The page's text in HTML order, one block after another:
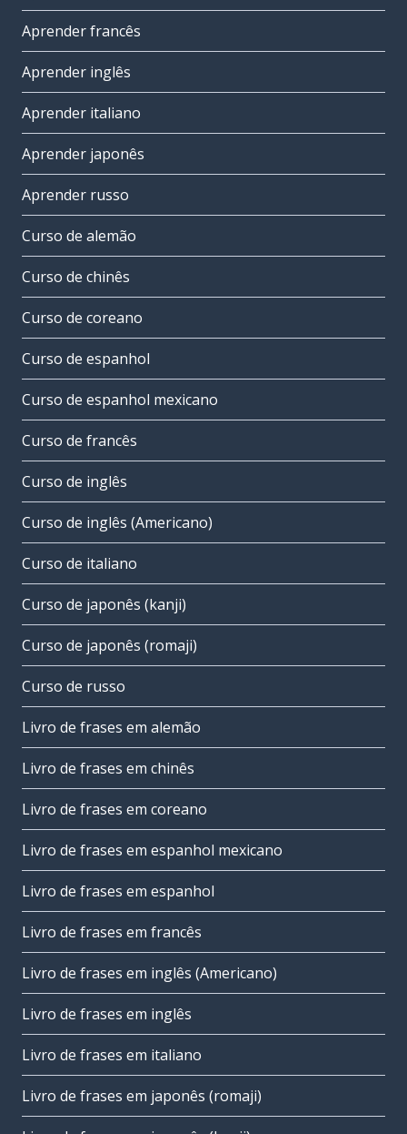
Aprender francês
Aprender inglês
Aprender italiano
Aprender japonês
Aprender russo
Curso de alemão
Curso de chinês
Curso de coreano
Curso de espanhol
Curso de espanhol mexicano
Curso de francês
Curso de inglês
Curso de inglês (Americano)
Curso de italiano
Curso de japonês (kanji)
Curso de japonês (romaji)
Curso de russo
Livro de frases em alemão
Livro de frases em chinês
Livro de frases em coreano
Livro de frases em espanhol mexicano
Livro de frases em espanhol
Livro de frases em francês
Livro de frases em inglês (Americano)
Livro de frases em inglês
Livro de frases em italiano
Livro de frases em japonês (romaji)